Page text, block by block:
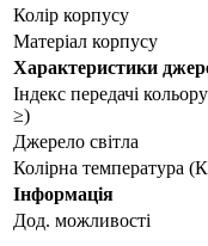
Колір корпусу
Матеріал корпусу
Характеристики
Індекс передачі
≥)
Джерело світла
Колірна температура
Інформація
Дод. можливості